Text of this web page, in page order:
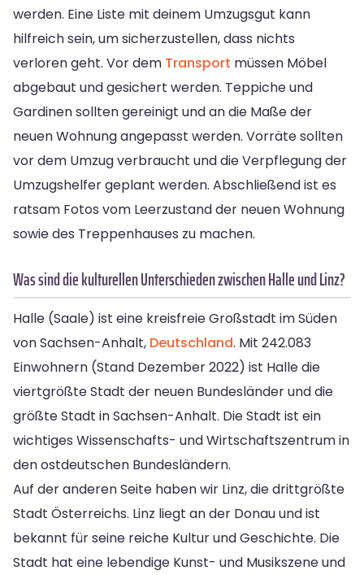
werden. Eine Liste mit deinem Umzugsgut kann
hilfreich sein, um sicherzustellen, dass nichts
verloren geht. Vor dem Transport müssen Möbel
abgebaut und gesichert werden. Teppiche und
Gardinen sollten gereinigt und an die Maße der
neuen Wohnung angepasst werden. Vorräte sollten
vor dem Umzug verbraucht und die Verpflegung der
Umzugshelfer geplant werden. Abschließend ist es
ratsam Fotos vom Leerzustand der neuen Wohnung
sowie des Treppenhauses zu machen.
Was sind die kulturellen Unterschieden zwischen Halle und Linz?
Halle (Saale) ist eine kreisfreie Großstadt im Süden
von Sachsen-Anhalt, Deutschland. Mit 242.083
Einwohnern (Stand Dezember 2022) ist Halle die
viertgrößte Stadt der neuen Bundesländer und die
größte Stadt in Sachsen-Anhalt. Die Stadt ist ein
wichtiges Wissenschafts- und Wirtschaftszentrum in
den ostdeutschen Bundesländern.
Auf der anderen Seite haben wir Linz, die drittgrößte
Stadt Österreichs. Linz liegt an der Donau und ist
bekannt für seine reiche Kultur und Geschichte. Die
Stadt hat eine lebendige Kunst- und Musikszene und